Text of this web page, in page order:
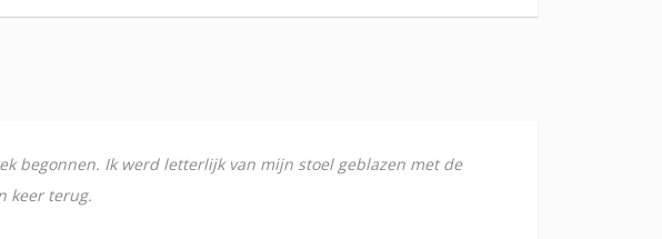
begonnen. Ik werd letterlijk van mijn stoel geblazen met de
keer terug.